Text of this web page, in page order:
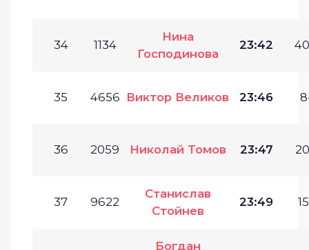
34 1134
Нина
Господинова
23:42
35 4656 Виктор Великов 23:46
36 2059 Николай Томов 23:47
37 9622
Станислав
Стойнев
23:49
Богдан